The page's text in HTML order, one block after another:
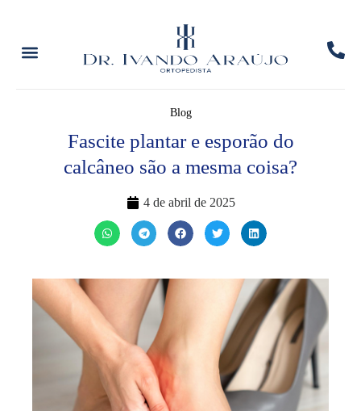
Blog
Fascite plantar e esporão do
calcâneo são a mesma coisa?
4 de abril de 2025